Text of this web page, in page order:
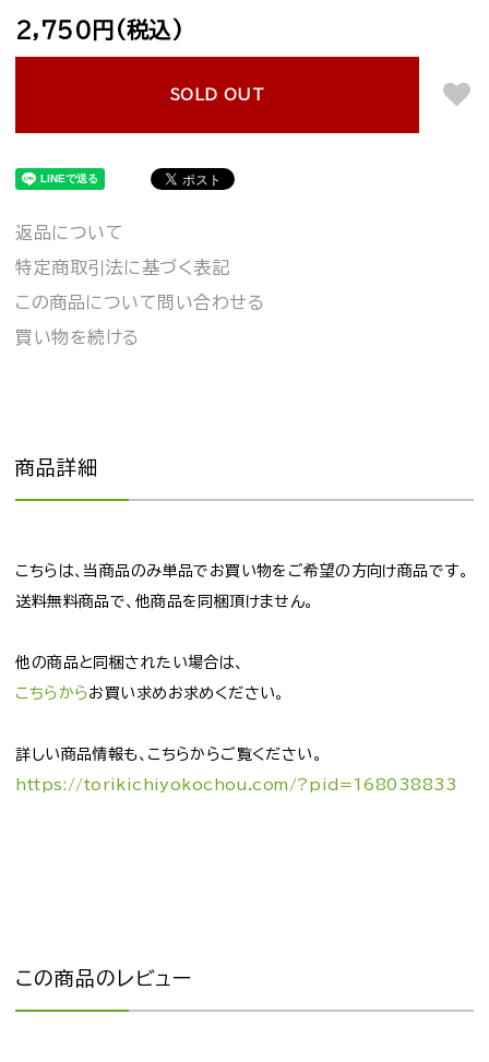
2,750円(税込)
SOLD OUT
返品について
特定商取引法に基づく表記
この商品について問い合わせる
買い物を続ける
商品詳細
こちらは、当商品のみ単品でお買い物をご希望の方向け商品です。
送料無料商品で、他商品を同梱頂けません。
他の商品と同梱されたい場合は、
こちらからお買い求めお求めください。
詳しい商品情報も、こちらからご覧ください。
https://torikichiyokochou.com/?pid=168038833
この商品のレビュー